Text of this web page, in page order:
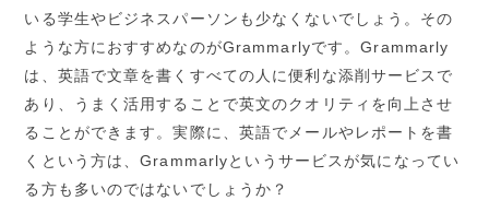
いる学生やビジネスパーソンも少なくないでしょう。その
ような方におすすめなのがGrammarlyです。Grammarly
は、英語で文章を書くすべての人に便利な添削サービスで
あり、うまく活用することで英文のクオリティを向上させ
ることができます。実際に、英語でメールやレポートを書
くという方は、Grammarlyというサービスが気になってい
る方も多いのではないでしょうか？